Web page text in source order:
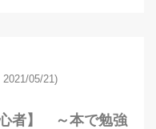
2021/05/21)
者】 ～本で勉強